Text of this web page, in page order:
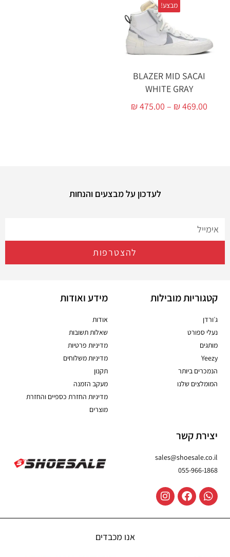
מבצע!
BLAZER MID SACAI
WHITE GRAY
₪469.00
–
₪475.00
לעדכון על מבצעים והנחות
להצטרפות
קטגוריות מובילות
ג׳ורדן
נעלי ספורט
מותגים
Yeezy
הנמכרים ביותר
המומלצים שלנו
מידע ואודות
אודות
שאלות תשובות
מדיניות פרטיות
מדיניות משלוחים
תקנון
מעקב הזמנה
מדיניות החזרת כספיים והחזרת
מוצרים
יצירת קשר
sales@shoesale.co.il
055-966-1868
אנו מכבדים